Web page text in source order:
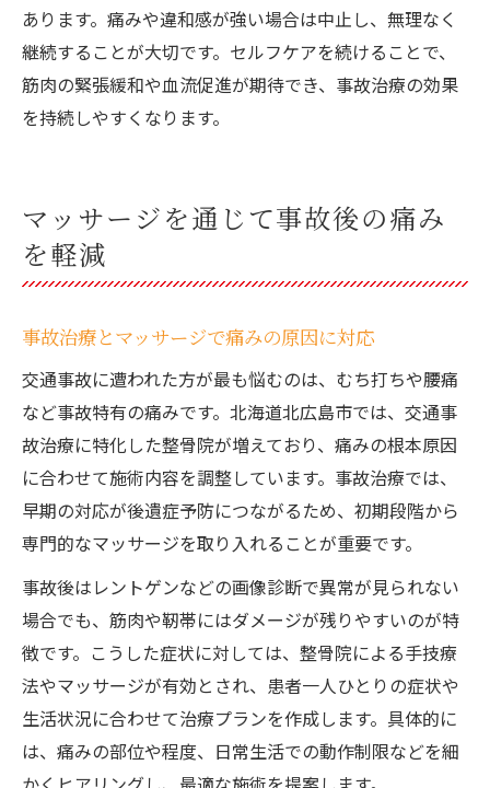
あります。痛みや違和感が強い場合は中止し、無理なく
継続することが大切です。セルフケアを続けることで、
筋肉の緊張緩和や血流促進が期待でき、事故治療の効果
を持続しやすくなります。
マッサージを通じて事故後の痛み
を軽減
事故治療とマッサージで痛みの原因に対応
交通事故に遭われた方が最も悩むのは、むち打ちや腰痛
など事故特有の痛みです。北海道北広島市では、交通事
故治療に特化した整骨院が増えており、痛みの根本原因
に合わせて施術内容を調整しています。事故治療では、
早期の対応が後遺症予防につながるため、初期段階から
専門的なマッサージを取り入れることが重要です。
事故後はレントゲンなどの画像診断で異常が見られない
場合でも、筋肉や靭帯にはダメージが残りやすいのが特
徴です。こうした症状に対しては、整骨院による手技療
法やマッサージが有効とされ、患者一人ひとりの症状や
生活状況に合わせて治療プランを作成します。具体的に
は、痛みの部位や程度、日常生活での動作制限などを細